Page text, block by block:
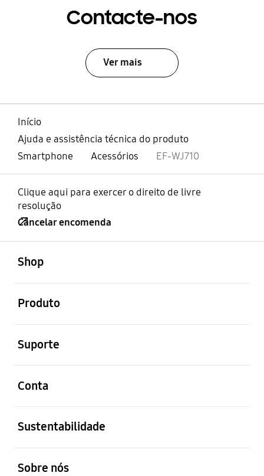
Contacte-nos
Ver mais
Início
Ajuda e assistência técnica do produto
Smartphone
Acessórios EF-WJ710
Clique aqui para exercer o direito de livre
resolução
Cancelar encomenda
Shop
Produto
Suporte
Conta
Sustentabilidade
Sobre nós